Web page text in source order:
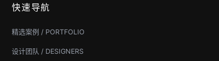
快速导航
精选案例 / PORTFOLIO
设计团队 / DESIGNERS